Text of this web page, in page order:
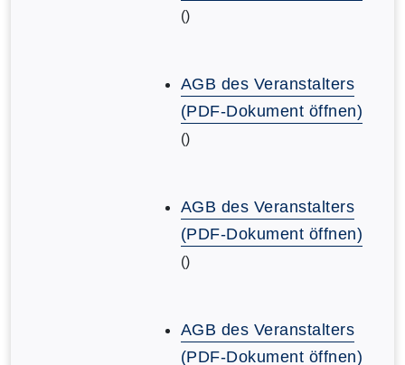
()
AGB des Veranstalters
(PDF-Dokument öffnen)
()
AGB des Veranstalters
(PDF-Dokument öffnen)
()
AGB des Veranstalters
(PDF-Dokument öffnen)